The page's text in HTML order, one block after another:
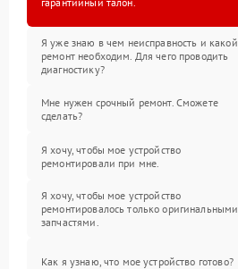
Я уже знаю в чем неисправность и какой
ремонт необходим. Для чего проводить
диагностику?
Мне нужен срочный ремонт. Сможете
сделать?
Я хочу, чтобы мое устройство
ремонтировали при мне.
Я хочу, чтобы мое устройство
ремонтировалось только оригинальными
запчастями.
Как я узнаю, что мое устройство готово?